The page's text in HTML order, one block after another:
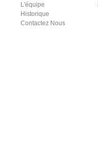
L'équipe
Historique
Contactez Nous